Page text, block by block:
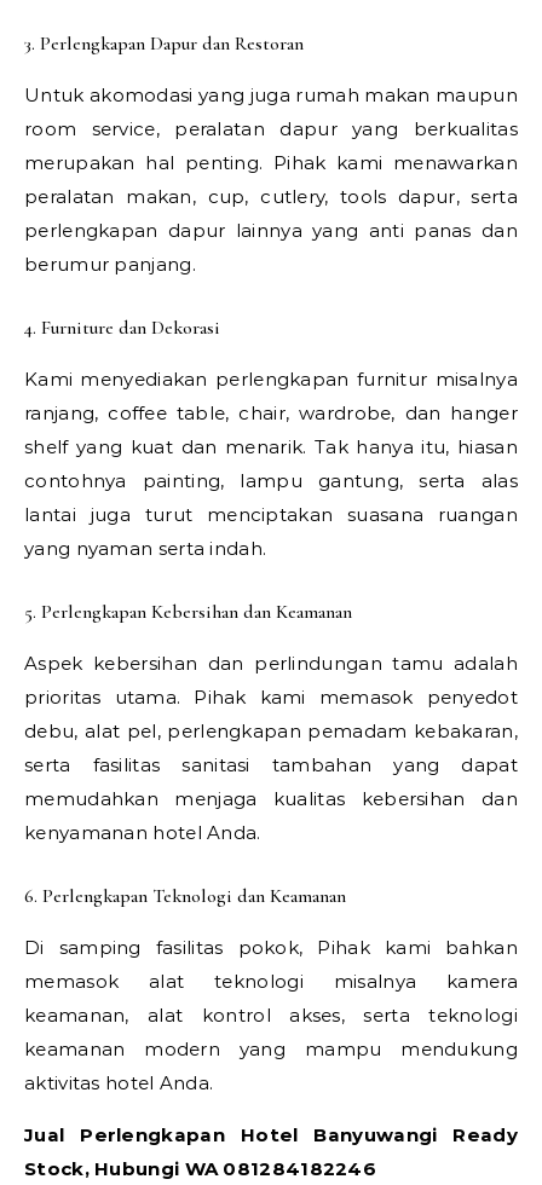
3. Perlengkapan Dapur dan Restoran
Untuk akomodasi yang juga rumah makan maupun
room service, peralatan dapur yang berkualitas
merupakan hal penting. Pihak kami menawarkan
peralatan makan, cup, cutlery, tools dapur, serta
perlengkapan dapur lainnya yang anti panas dan
berumur panjang.
4. Furniture dan Dekorasi
Kami menyediakan perlengkapan furnitur misalnya
ranjang, coffee table, chair, wardrobe, dan hanger
shelf yang kuat dan menarik. Tak hanya itu, hiasan
contohnya painting, lampu gantung, serta alas
lantai juga turut menciptakan suasana ruangan
yang nyaman serta indah.
5. Perlengkapan Kebersihan dan Keamanan
Aspek kebersihan dan perlindungan tamu adalah
prioritas utama. Pihak kami memasok penyedot
debu, alat pel, perlengkapan pemadam kebakaran,
serta fasilitas sanitasi tambahan yang dapat
memudahkan menjaga kualitas kebersihan dan
kenyamanan hotel Anda.
6. Perlengkapan Teknologi dan Keamanan
Di samping fasilitas pokok, Pihak kami bahkan
memasok alat teknologi misalnya kamera
keamanan, alat kontrol akses, serta teknologi
keamanan modern yang mampu mendukung
aktivitas hotel Anda.
Jual Perlengkapan Hotel Banyuwangi Ready
Stock, Hubungi WA 081284182246